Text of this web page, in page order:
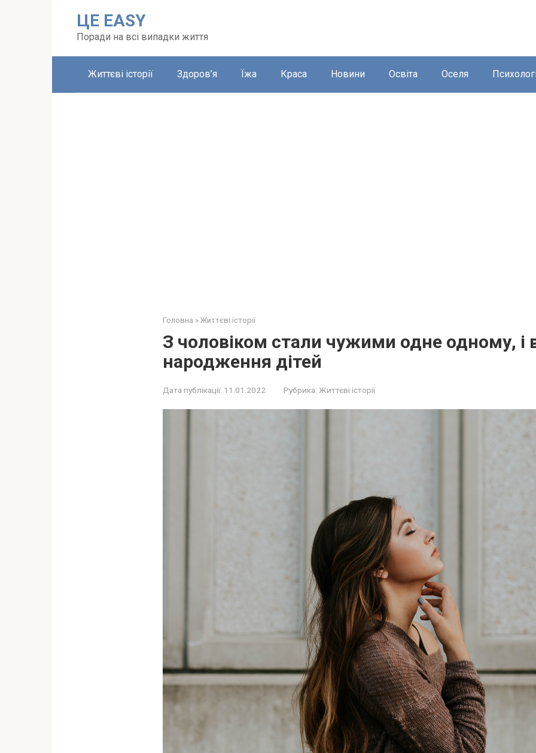
ЦЕ EASY
Поради на всі випадки життя
Життєві історії Здоров’я Їжа Краса Новини Освіта Оселя
Головна » Життєві історії
З чоловіком стали чужими одне одному, і
народження дітей
Дата публікації: 11.01.2022 Рубрика: Життєві історії